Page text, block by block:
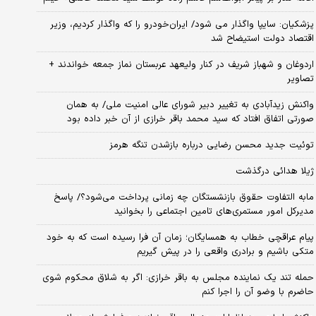
پزشکیان: سایپا واگذار می شود/ ایران‌خودرو را که واگذار کردیم، وزیر
اقتصاد دولت استیضاح شد
اردوغان و شهباز شریف در کنار ولیعهد عربستان نماز جمعه خواندند +
تصاویر
واکنش زیدآبادی به تغییر دبیر شورای عالی امنیت ملی/ به همان
صورتی اتفاق افتاد که سید محمد باقر خرازی از آن خبر داده بود
توئیت جدید محسن رضایی درباره بازشدن تنگه هرمز
ژیلا هدائی درگذشت
مابه التفاوت حقوق بازنشستگان چه زمانی پرداخت می‌شود؟/ پاسخ
مدیرکل امور مستمری‌های تامین اجتماعی را بخوانید
پیام عراقچی خطاب به همسایگان؛ زمان آن فرا رسیده است که به خود
متکی باشیم و برادری واقعی را در پیش گیریم
حمله تند یک نماینده مجلس به باقر خرازی: اگر به شلاق محکوم شوی
حاضرم با وضو آن را اجرا کنم